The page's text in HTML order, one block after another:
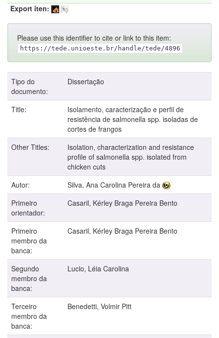
Export iten:
Please use this identifier to cite or link to this item:
https://tede.unioeste.br/handle/tede/4896
Tipo do
documento:
Dissertação
Title:
Isolamento, caracterização e perfil de
resistência de salmonella spp. isoladas de
cortes de frangos
Other Titles:
Isolation, characterization and resistance
profile of salmonella spp. isolated from
chicken cuts
Autor:
Silva, Ana Carolina Pereira da
Primeiro
orientador:
Casaril, Kérley Braga Pereira Bento
Primeiro
membro da
banca:
Casaril, Kérley Braga Pereira Bento
Segundo
membro da
banca:
Lucio, Léia Carolina
Terceiro
membro da
banca:
Benedetti, Volmir Pitt